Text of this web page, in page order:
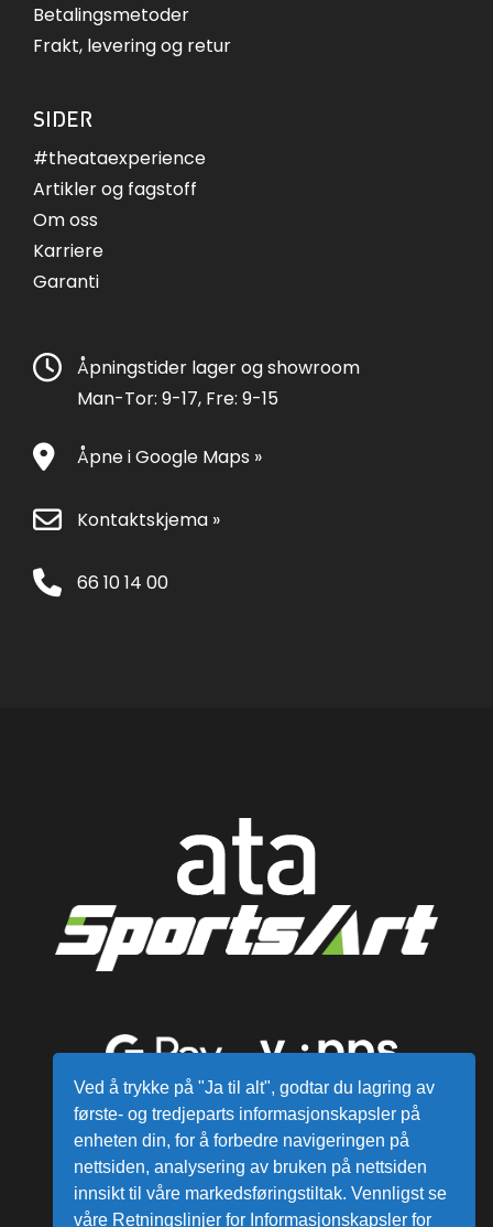
Betalingsmetoder
Frakt, levering og retur
SIDER
#theataexperience
Artikler og fagstoff
Om oss
Karriere
Garanti
Åpningstider lager og showroom
Man-Tor: 9-17, Fre: 9-15
Åpne i Google Maps »
Kontaktskjema »
66 10 14 00
Ved å trykke på "Ja til alt", godtar du lagring av
første- og tredjeparts informasjonskapsler på
enheten din, for å forbedre navigeringen på
nettsiden, analysering av bruken på nettsiden
innsikt til våre markedsføringstiltak. Vennligst se
våre Retningslinjer for Informasjonskapsler for